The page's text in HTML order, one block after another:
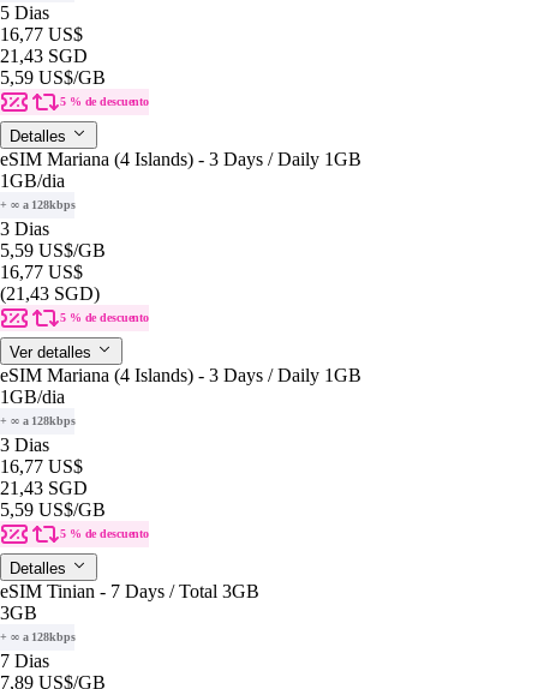
5 Dias
16,77 US$
21,43 SGD
5,59 US$/GB
5 % de descuento
Detalles
eSIM Mariana (4 Islands) - 3 Days / Daily 1GB
1GB/dia
+ ∞ a 128kbps
3 Dias
5,59 US$/GB
16,77 US$
(21,43 SGD)
5 % de descuento
Ver detalles
eSIM Mariana (4 Islands) - 3 Days / Daily 1GB
1GB/dia
+ ∞ a 128kbps
3 Dias
16,77 US$
21,43 SGD
5,59 US$/GB
5 % de descuento
Detalles
eSIM Tinian - 7 Days / Total 3GB
3GB
+ ∞ a 128kbps
7 Dias
7,89 US$/GB